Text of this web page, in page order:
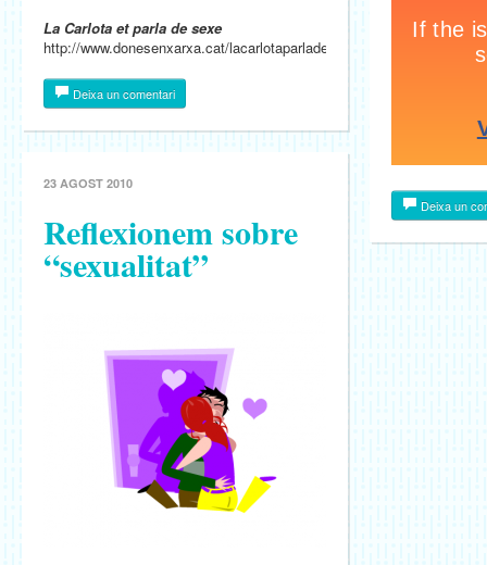
La Carlota et parla de sexe
http://www.donesenxarxa.cat/lacarlotaparladesexe/
Deixa un comentari
23 AGOST 2010
Reflexionem sobre
“sexualitat”
Deixa un